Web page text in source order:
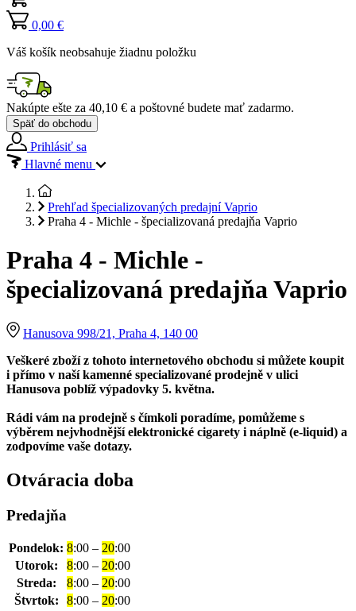
0,00 €
Váš košík neobsahuje žiadnu položku
Nakúpte ešte za 40,10 € a poštovné budete mať zadarmo.
Späť do obchodu
Prihlásiť sa
Hlavné menu
Prehľad špecializovaných predajní Vaprio
Praha 4 - Michle - špecializovaná predajňa Vaprio
Praha 4 - Michle -
špecializovaná predajňa Vaprio
Hanusova 998/21, Praha 4, 140 00
Veškeré zboží z tohoto internetového obchodu si můžete koupit
i přímo v naší kamenné specializované prodejně v ulici
Hanusova poblíž výpadovky 5. května.
Rádi vám na prodejně s čímkoli poradíme, pomůžeme s
výběrem nejvhodnější elektronické cigarety i náplně (e-liquid) a
zodpovíme vaše dotazy.
Otváracia doba
Predajňa
Pondelok: 8:00 – 20:00
Utorok:
8:00 – 20:00
Streda:
8:00 – 20:00
Štvrtok:
8:00 – 20:00